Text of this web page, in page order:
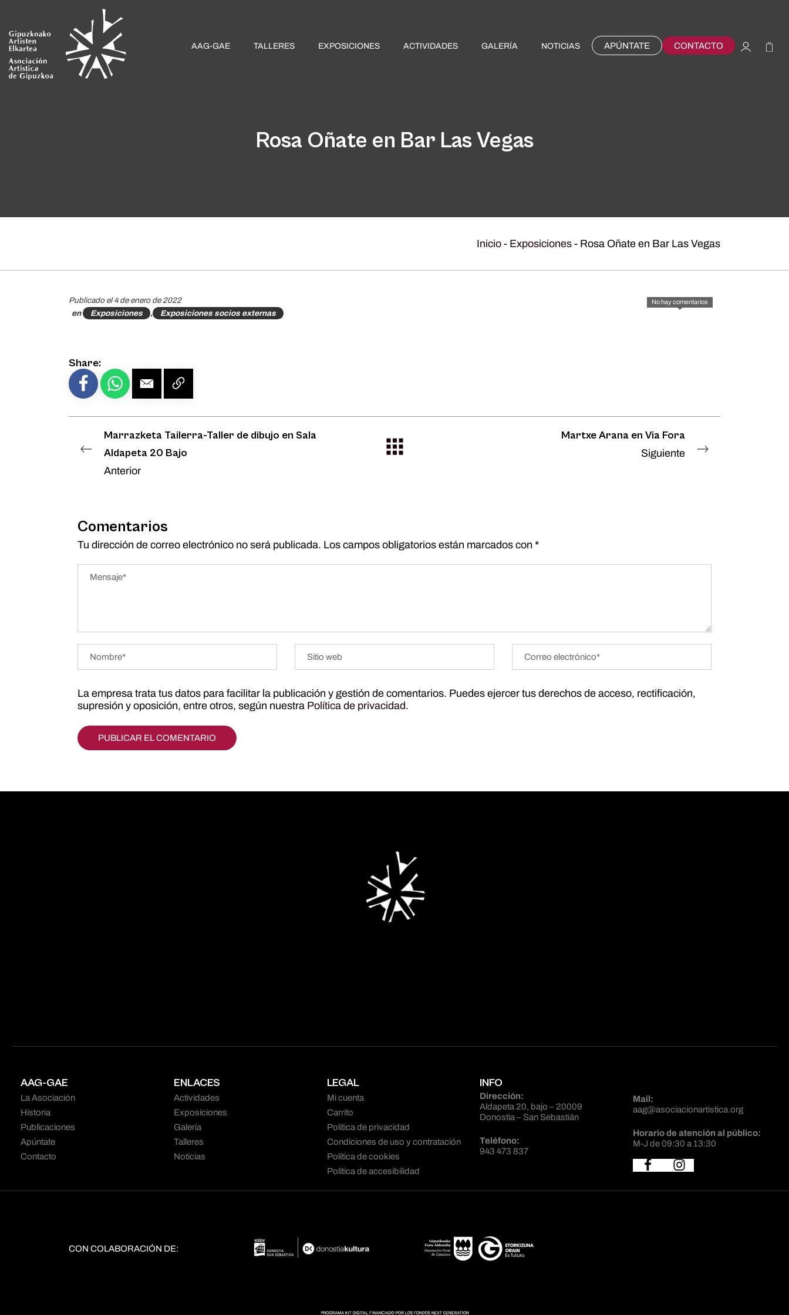
AAG-GAE TALLERES EXPOSICIONES ACTIVIDADES GALERÍA NOTICIAS APÚNTATE CONTACTO
Rosa Oñate en Bar Las Vegas
Inicio - Exposiciones - Rosa Oñate en Bar Las Vegas
No hay comentarios
Publicado el 4 de enero de 2022
en
Exposiciones , Exposiciones socios externas
Share:
Marrazketa Tailerra-Taller de dibujo en Sala
Aldapeta 20 Bajo
Anterior
Martxe Arana en Via Fora
Siguiente
Comentarios
Tu dirección de correo electrónico no será publicada. Los campos obligatorios están marcados con *
La empresa trata tus datos para facilitar la publicación y gestión de comentarios. Puedes ejercer tus derechos de acceso, rectificación,
supresión y oposición, entre otros, según nuestra Política de privacidad.
AAG-GAE
La Asociación
Historia
Publicaciones
Apúntate
Contacto
ENLACES
Actividades
Exposiciones
Galería
Talleres
Noticias
LEGAL
Mi cuenta
Carrito
Política de privacidad
Condiciones de uso y contratación
Política de cookies
Política de accesibilidad
INFO
Dirección:
Aldapeta 20, bajo – 20009
Donostia – San Sebastián
Teléfono:
943 473 837
Mail:
aag@asociacionartistica.org
Horario de atención al público:
M-J de 09:30 a 13:30
CON COLABORACIÓN DE: